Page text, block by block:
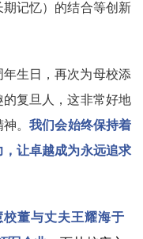
记忆）的结合等创新
年生日，再次为母校添
复旦人，这非常好地
神。我们会始终保持着
让卓越成为永远追求
董与丈夫王耀海于